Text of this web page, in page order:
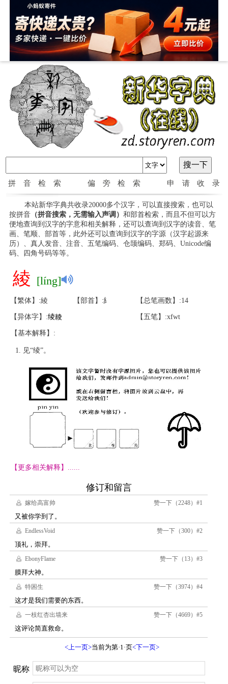
拼音检索 偏旁检索 申请收录
本站新华字典共收录20000多个汉字，可以直接搜索，也可以
按拼音（拼音搜索，无需输入声调） 和部首检索，而且不但可以方
便地查询到汉字的字意和相关解释，还可以查询到汉字的读音、笔
画、笔顺、部首等，此外还可以查询到汉字的字源（汉字起源来
历）、真人发音、注音、五笔编码、仓颉编码、郑码、Unicode编
码、四角号码等等。
綾 [líng]
【繁体】:綾 【部首】:糹 【总笔画数】:14
【异体字】:绫綾 【五笔】:xfwt
【基本解释】:
见“绫”。
【更多相关解释】......